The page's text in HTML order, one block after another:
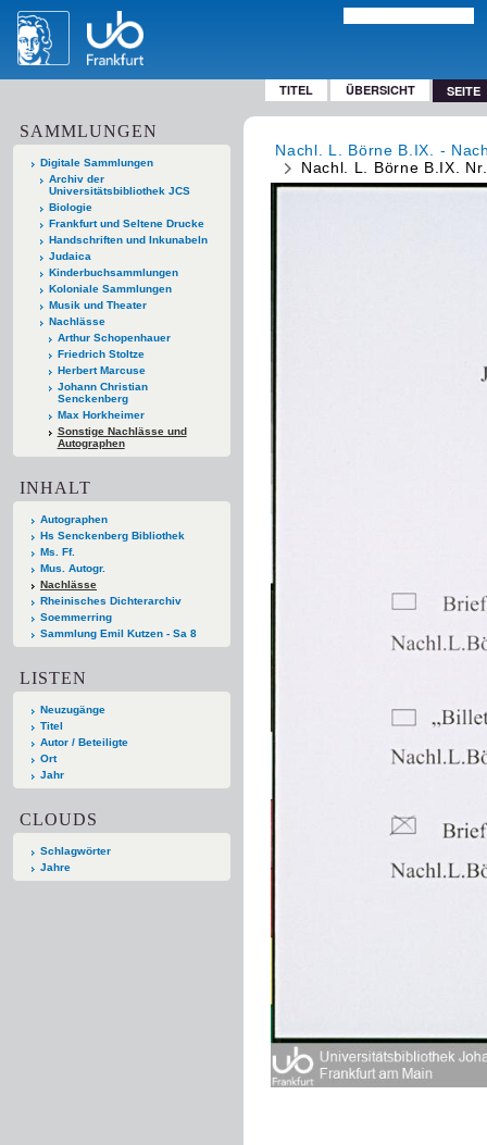
TITEL ÜBERSICHT SEITE
SAMMLUNGEN
Digitale Sammlungen
Archiv der
Universitätsbibliothek JCS
Biologie
Frankfurt und Seltene Drucke
Handschriften und Inkunabeln
Judaica
Kinderbuchsammlungen
Koloniale Sammlungen
Musik und Theater
Nachlässe
Arthur Schopenhauer
Friedrich Stoltze
Herbert Marcuse
Johann Christian
Senckenberg
Max Horkheimer
Sonstige Nachlässe und
Autographen
INHALT
Autographen
Hs Senckenberg Bibliothek
Ms. Ff.
Mus. Autogr.
Nachlässe
Rheinisches Dichterarchiv
Soemmerring
Sammlung Emil Kutzen - Sa 8
LISTEN
Neuzugänge
Titel
Autor / Beteiligte
Ort
Jahr
CLOUDS
Schlagwörter
Jahre
Nachl. L. Börne B.IX. -
Nachl. L. Börne B.IX.